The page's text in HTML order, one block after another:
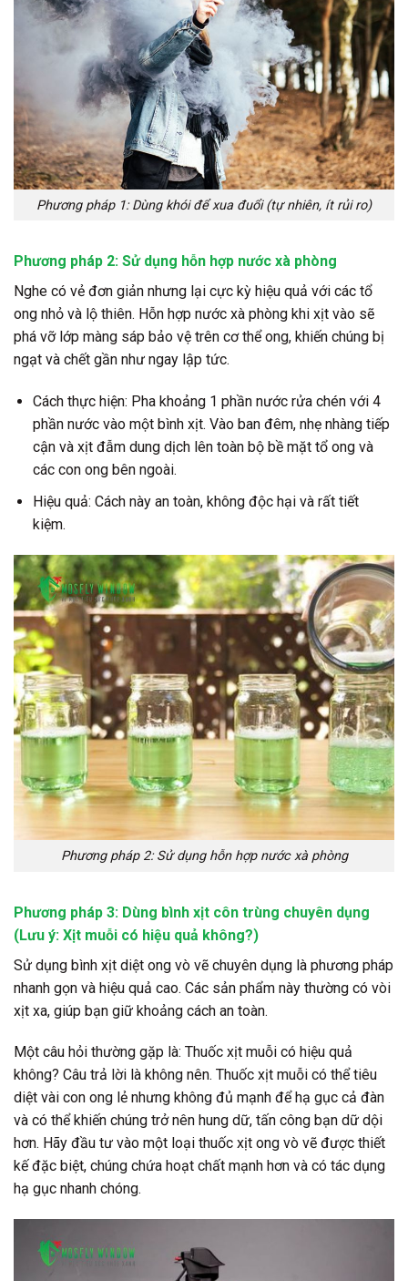
Phương pháp 1: Dùng khói để xua đuổi (tự nhiên, ít rủi ro)
Phương pháp 2: Sử dụng hỗn hợp nước xà phòng
Nghe có vẻ đơn giản nhưng lại cực kỳ hiệu quả với các tổ
ong nhỏ và lộ thiên. Hỗn hợp nước xà phòng khi xịt vào sẽ
phá vỡ lớp màng sáp bảo vệ trên cơ thể ong, khiến chúng bị
ngạt và chết gần như ngay lập tức.
Cách thực hiện: Pha khoảng 1 phần nước rửa chén với 4
phần nước vào một bình xịt. Vào ban đêm, nhẹ nhàng tiếp
cận và xịt đẫm dung dịch lên toàn bộ bề mặt tổ ong và
các con ong bên ngoài.
Hiệu quả: Cách này an toàn, không độc hại và rất tiết
kiệm.
Phương pháp 2: Sử dụng hỗn hợp nước xà phòng
Phương pháp 3: Dùng bình xịt côn trùng chuyên dụng
(Lưu ý: Xịt muỗi có hiệu quả không?)
Sử dụng bình xịt diệt ong vò vẽ chuyên dụng là phương pháp
nhanh gọn và hiệu quả cao. Các sản phẩm này thường có vòi
xịt xa, giúp bạn giữ khoảng cách an toàn.
Một câu hỏi thường gặp là: Thuốc xịt muỗi có hiệu quả
không? Câu trả lời là không nên. Thuốc xịt muỗi có thể tiêu
diệt vài con ong lẻ nhưng không đủ mạnh để hạ gục cả đàn
và có thể khiến chúng trở nên hung dữ, tấn công bạn dữ dội
hơn. Hãy đầu tư vào một loại thuốc xịt ong vò vẽ được thiết
kế đặc biệt, chúng chứa hoạt chất mạnh hơn và có tác dụng
hạ gục nhanh chóng.